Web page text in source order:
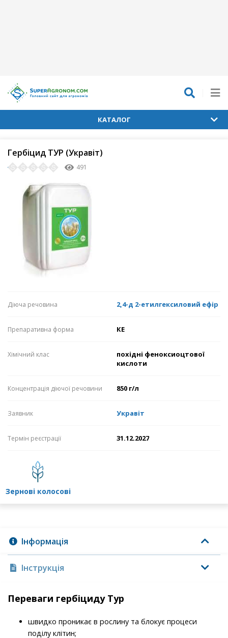
КАТАЛОГ
Гербіцид ТУР (Укравіт)
491
Діюча речовина 2,4-д 2-етилгексиловий ефір
Препаративна форма КЕ
Хімічний клас
похідні феноксиоцтової
кислоти
Концентрація діючої речовини 850 г/л
Заявник Укравіт
Термін реєстрації 31.12.2027
зернові колосові
Інформація
Інструкція
Переваги гербіциду Тур
швидко проникає в рослину та блокує процеси
поділу клітин;